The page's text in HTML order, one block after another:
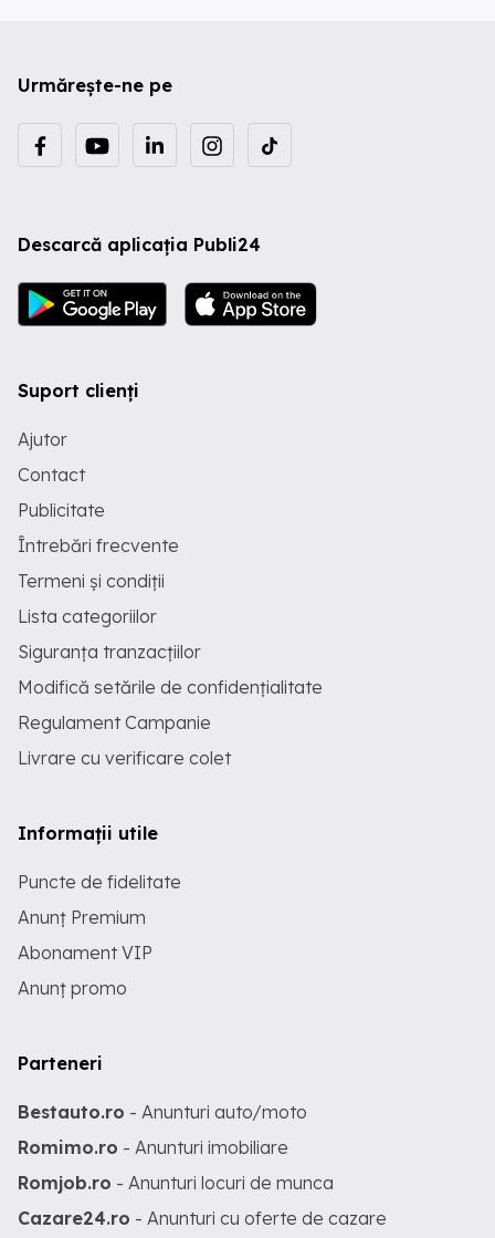
Urmărește-ne pe
Descarcă aplicația Publi24
Suport clienți
Ajutor
Contact
Publicitate
Întrebări frecvente
Termeni și condiții
Lista categoriilor
Siguranța tranzacțiilor
Modifică setările de confidențialitate
Regulament Campanie
Livrare cu verificare colet
Informații utile
Puncte de fidelitate
Anunț Premium
Abonament VIP
Anunț promo
Parteneri
Bestauto.ro - Anunturi auto/moto
Romimo.ro - Anunturi imobiliare
Romjob.ro - Anunturi locuri de munca
Cazare24.ro - Anunturi cu oferte de cazare